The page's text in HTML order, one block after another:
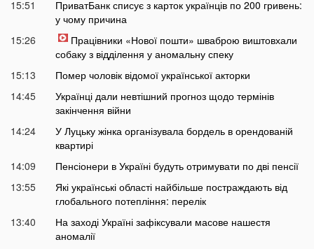
15:51
ПриватБанк списує з карток українців по 200 гривень:
у чому причина
15:26
Працівники «Нової пошти» шваброю виштовхали
собаку з відділення у аномальну спеку
15:13
Помер чоловік відомої української акторки
14:45
Українці дали невтішний прогноз щодо термінів
закінчення війни
14:24
У Луцьку жінка організувала бордель в орендованій
квартирі
14:09
Пенсіонери в Україні будуть отримувати по дві пенсії
13:55
Які українські області найбільше постраждають від
глобального потепління: перелік
13:40
На заході Україні зафіксували масове нашестя
аномалії